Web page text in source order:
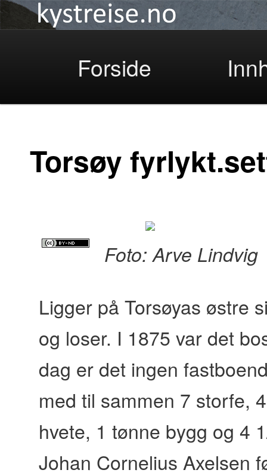
Skip
primary
Forside
Torsøy
Foto: Arve Lindvig
Ligger på Torsøyas østre
og loser. I 1875 var det
dag er det ingen
med til sammen 7 storfe,
hvete, 1 tønne bygg og 4
Johan Cornelius Axelsen